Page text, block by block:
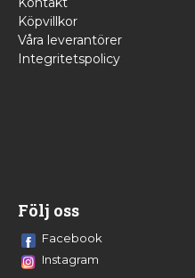
Köpvillkor
Våra leverantörer
Integritetspolicy
Följ oss
Facebook
Instagram